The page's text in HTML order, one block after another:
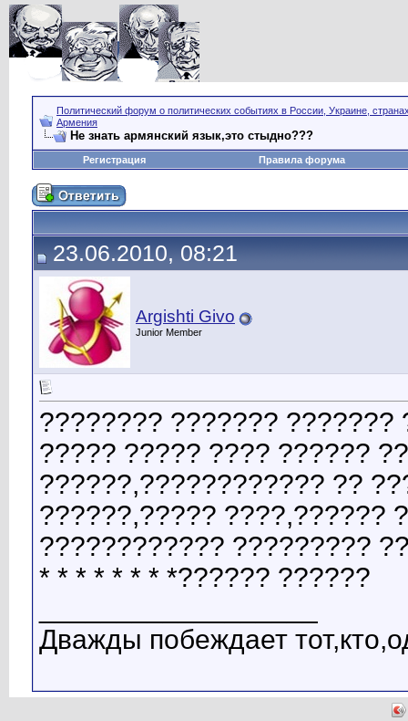
Политический форум о политических событиях в России, Украине,
Армения
Не знать армянский язык,это стыдно???
Регистрация Правила форума
23.06.2010, 08:21
Argishti Givo
Junior Member
???????? ???????
????? ????? ???? ??????
??????,???????????? ??
??????,????? ????,??????
???????????? ?????????
* * * * * * * *?????? ??????
Дважды побеждает